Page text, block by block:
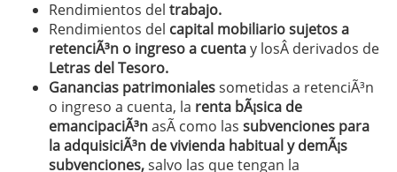
Rendimientos del trabajo.
Rendimientos del capital mobiliario sujetos a
retenciÃ³n o ingreso a cuentay losÂ derivados de
Letras del Tesoro.
Ganancias patrimonialessometidas a retenciÃ³n
o ingreso a cuenta, la renta bÃ¡sica de
emancipaciÃ³nasÃ­ como las subvenciones para
la adquisiciÃ³n de vivienda habitual y demÃ¡s
subvenciones,salvo las que tengan la